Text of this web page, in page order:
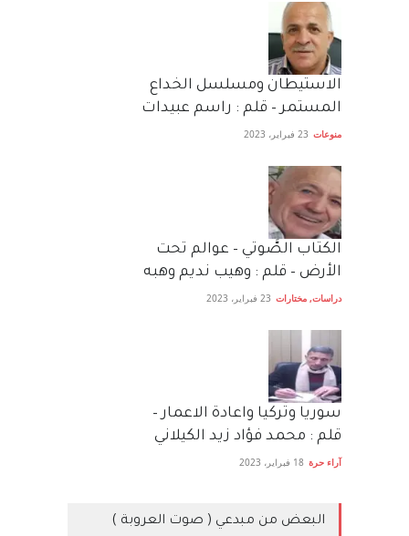
الاستيطان ومسلسل الخداع
المستمر – قلم : راسم عبيدات
منوعات 23 فبراير، 2023
الكتاب الصَّوتي – عوالم تحت
الأرض – قلم : وهيب نديم وهبه
دراسات, مختارات 23 فبراير، 2023
سوريا وتركيا واعادة الاعمار –
قلم : محمد فؤاد زيد الكيلاني
آراء حرة 18 فبراير، 2023
البعض من مبدعي ( صوت العروبة )